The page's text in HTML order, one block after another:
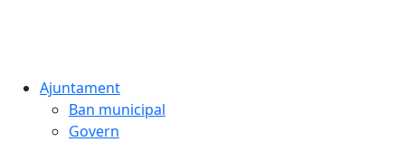
Ajuntament
Ban municipal
Govern